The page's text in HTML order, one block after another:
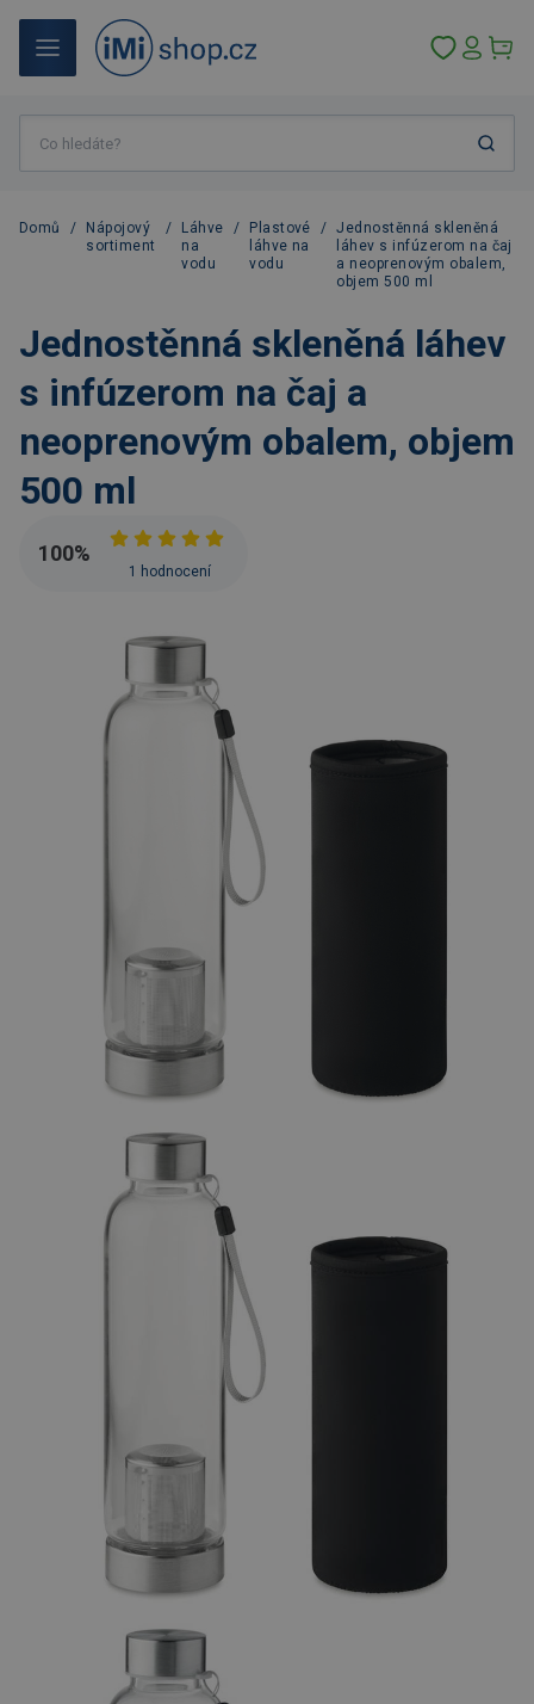
Domů /
Nápojový
sortiment
/
Láhve
na
vodu
/
Plastové
láhve na
vodu
/
Jednostěnná skleněná
láhev s infúzerom na čaj
a neoprenovým obalem,
objem 500 ml
Jednostěnná skleněná láhev
s infúzerom na čaj a
neoprenovým obalem, objem
500 ml
100%
1 hodnocení